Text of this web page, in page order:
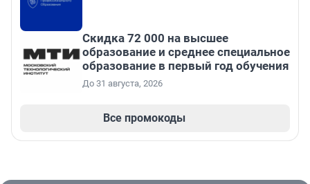
Скидка 72 000 на высшее
образование и среднее специальное
образование в первый год обучения
До 31 августа, 2026
Все промокоды